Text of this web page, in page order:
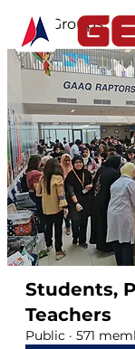
Groups
Students,
Teachers
Public · 571